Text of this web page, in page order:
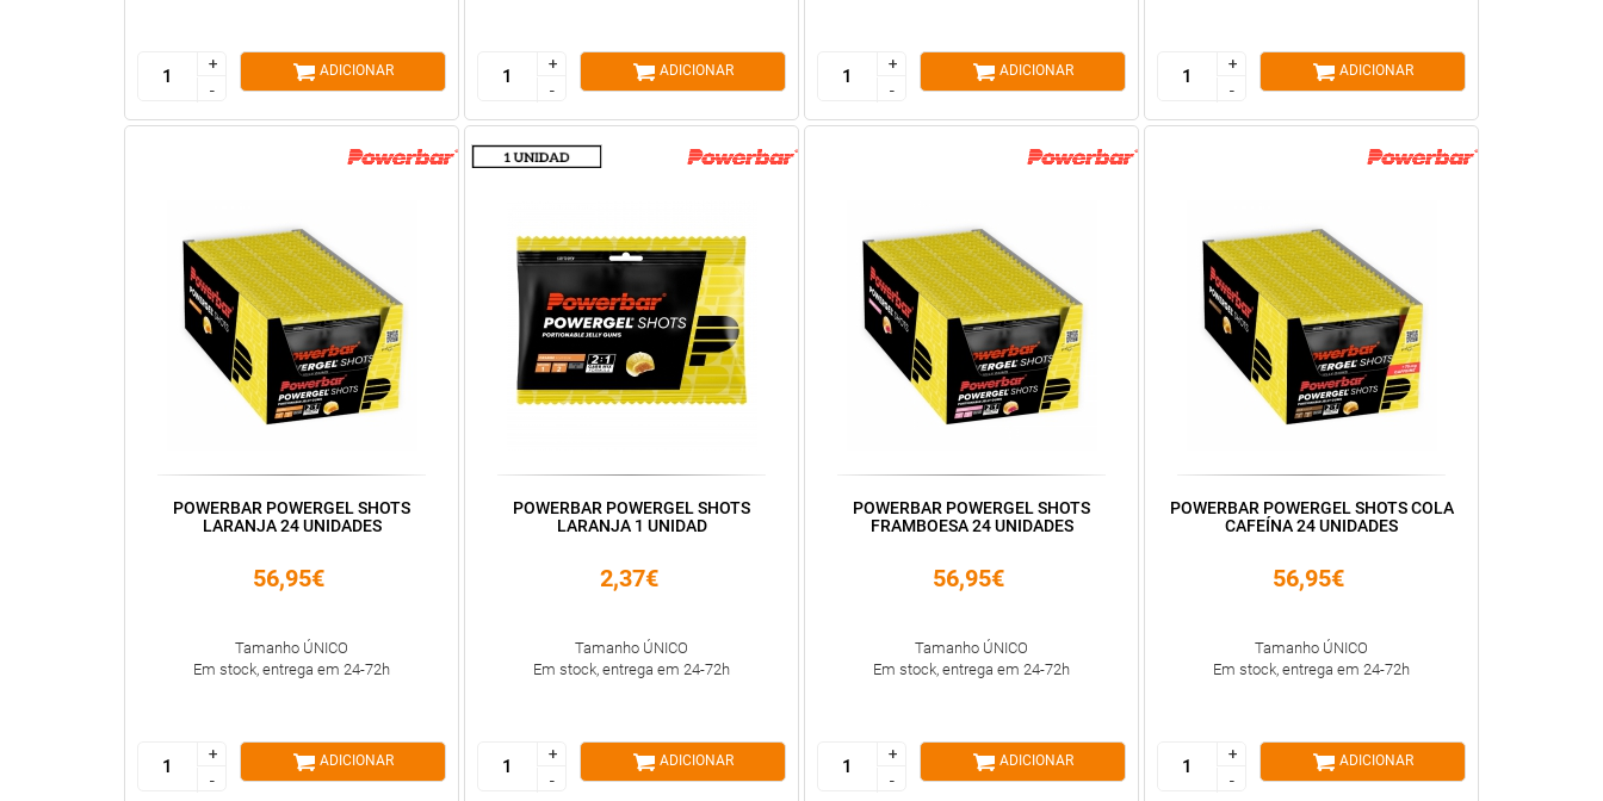
+
-
+
-
ADICIONAR
+
-
+
-
ADICIONAR
+
-
+
-
ADICIONAR
+
-
+
-
ADICIONAR
POWERBAR POWERGEL SHOTS
LARANJA 24 UNIDADES
56,95€
Tamanho ÚNICO
Em stock, entrega em 24-72h
+
-
+
-
ADICIONAR
POWERBAR POWERGEL SHOTS
LARANJA 1 UNIDAD
2,37€
Tamanho ÚNICO
Em stock, entrega em 24-72h
+
-
+
-
ADICIONAR
POWERBAR POWERGEL SHOTS
FRAMBOESA 24 UNIDADES
56,95€
Tamanho ÚNICO
Em stock, entrega em 24-72h
+
-
+
-
ADICIONAR
POWERBAR POWERGEL SHOTS COLA
CAFEÍNA 24 UNIDADES
56,95€
Tamanho ÚNICO
Em stock, entrega em 24-72h
+
-
+
-
ADICIONAR